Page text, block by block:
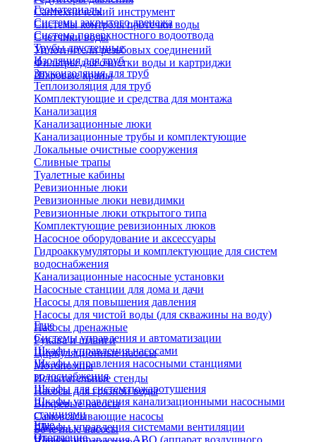
Сантехнический инструмент
Системы контроля протечки воды
Счетчики воды
Уплотнители резьбовых соединений
Фильтры для очистки воды и картриджи
Шаровые краны
Геоматериалы
Системы закрытого дренажа
Система поверхностного водоотвода
Трубы двустенные
Изоляция для труб
Звукоизоляция для труб
Теплоизоляция для труб
Комплектующие и средства для монтажа
Канализация
Канализационные люки
Канализационные трубы и комплектующие
Локальные очистные сооружения
Сливные трапы
Туалетные кабины
Ревизионные люки
Ревизионные люки невидимки
Ревизионные люки открытого типа
Комплектующие ревизионных люков
Насосное оборудование и аксессуары
Гидроаккумуляторы и комплектующие для систем
водоснабжения
Канализационные насосные установки
Насосные станции для дома и дачи
Насосы для повышения давления
Насосы для чистой воды (для скважины на воду)
Насосы дренажные
Рукава и шланги
Циркуляционные насосы
Мотопомпы
Испытательные стенды
Насосы для грязной воды
Вихревые насосы
Самовсасывающие насосы
Бочечные насосы
Еще
Системы управления и автоматизации
Шкафы управления насосами
Шкафы управления насосными станциями
водоснабжения
Шкафы для систем пожаротушения
Шкафы управления канализационными насосными
станциями
Шкафы управления системами вентиляции
Шкафы управления АВО (аппарат воздушного
Еще
Отопление